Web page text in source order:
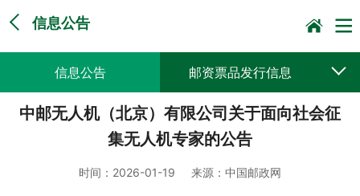
信息公告
信息公告 邮资票品发行信息
采购公告公示 预决算公开
中邮无人机（北京）有限公司关于面向社会征
集无人机专家的公告
时间： 2026-01-19 来源： 中国邮政网